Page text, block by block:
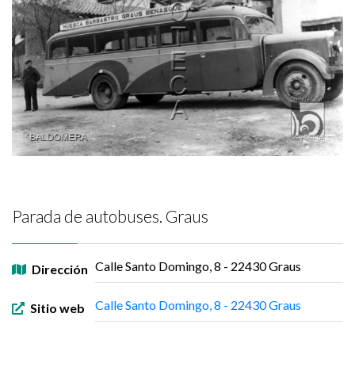
Parada de autobuses. Graus
Dirección Calle Santo Domingo, 8 - 22430 Graus
Sitio web Calle Santo Domingo, 8 - 22430 Graus